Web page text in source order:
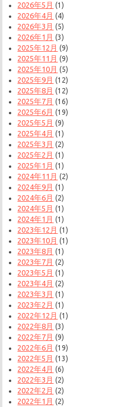
2026年5月 (1)
2026年4月 (4)
2026年3月 (5)
2026年1月 (3)
2025年12月 (9)
2025年11月 (9)
2025年10月 (5)
2025年9月 (12)
2025年8月 (12)
2025年7月 (16)
2025年6月 (19)
2025年5月 (9)
2025年4月 (1)
2025年3月 (2)
2025年2月 (1)
2025年1月 (1)
2024年11月 (2)
2024年9月 (1)
2024年6月 (2)
2024年5月 (1)
2024年1月 (1)
2023年12月 (1)
2023年10月 (1)
2023年8月 (1)
2023年7月 (2)
2023年5月 (1)
2023年4月 (2)
2023年3月 (1)
2023年2月 (1)
2022年12月 (1)
2022年8月 (3)
2022年7月 (9)
2022年6月 (19)
2022年5月 (13)
2022年4月 (6)
2022年3月 (2)
2022年2月 (2)
2022年1月 (2)